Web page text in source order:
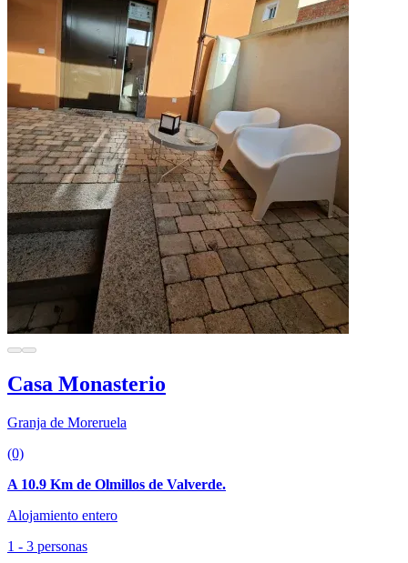
Casa Monasterio
Granja de Moreruela
(0)
A 10.9 Km de Olmillos de Valverde.
Alojamiento entero
1 - 3 personas